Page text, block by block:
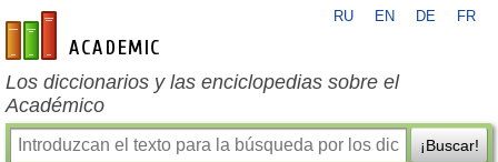
es-academic.com
RU EN DE FR
Los diccionarios y las enciclopedias sobre el
Académico
¡Buscar!